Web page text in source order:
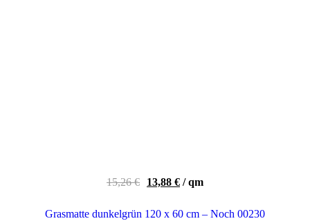
15,26€ 13,88 € /qm
Grasmatte dunkelgrün 120 x 60 cm – Noch 00230